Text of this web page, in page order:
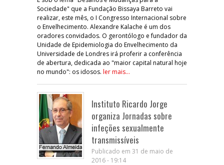
Sociedade" que a Fundação Bissaya Barreto vai
realizar, este mês, o I Congresso Internacional sobre
o Envelhecimento. Alexandre Kalache é um dos
oradores convidados. O gerontólogo e fundador da
Unidade de Epidemiologia do Envelhecimento da
Universidade de Londres irá proferir a conferência
de abertura, dedicada ao "maior capital natural hoje
no mundo": os idosos. ler mais...
Instituto Ricardo Jorge
organiza Jornadas sobre
infeções sexualmente
transmissíveis
Publicado em 31 de maio de
2016 - 19:14